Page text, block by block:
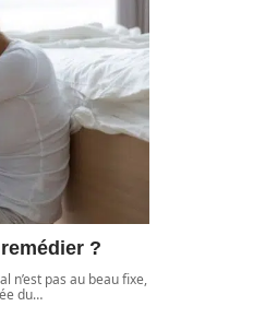
?
n’est pas au beau fixe,
du…